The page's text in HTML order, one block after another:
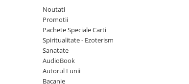
Chiromantie
Dezvoltare Spirituala
KidConnection
Minte Corp
New Illuminati Files
Noutati
Promotii
Pachete Speciale Carti
Spiritualitate - Ezoterism
Sanatate
AudioBook
Autorul Lunii
Bacanie